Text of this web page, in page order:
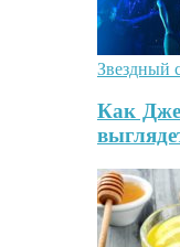
Звездный
Как